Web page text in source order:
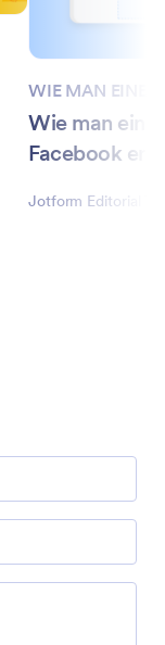
WIE MAN EINE
Wie man
Facebook
Jotform Editorial